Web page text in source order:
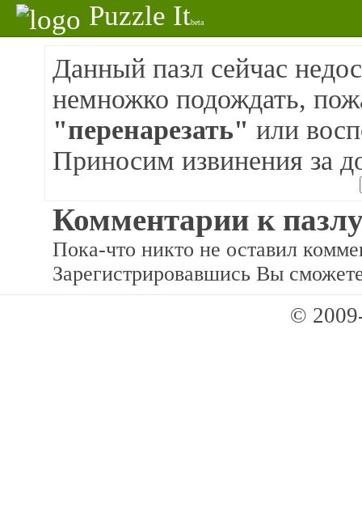
Puzzle Itbeta
Данный пазл сейчас
немножко подождать,
"перенарезать" или
Приносим извинения за
Комментарии к
Пока-что никто не оставил
Зарегистрировавшись Вы
©